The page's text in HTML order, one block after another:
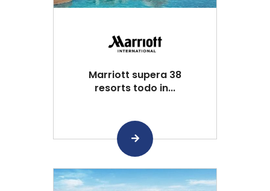
Marriott supera 38
resorts todo in...